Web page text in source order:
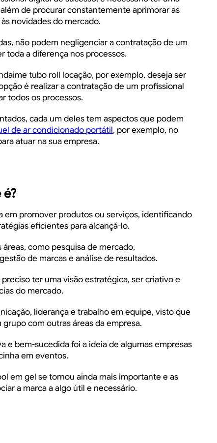
de procurar constantemente aprimorar as
novidades do mercado.
não podem negligenciar a contratação de um
toda a diferença nos processos.
tubo roll locação, por exemplo, deseja ser
é realizar a contratação de um profissional
todos os processos.
cada um deles tem aspectos que podem
de ar condicionado portátil, por exemplo, no
atuar na sua empresa.
em promover produtos ou serviços, identificando
eficientes para alcançá-lo.
como pesquisa de mercado,
de marcas e análise de resultados.
ter uma visão estratégica, ser criativo e
do mercado.
liderança e trabalho em equipe, visto que
com outras áreas da empresa.
e bem-sucedida foi a ideia de algumas empresas
em eventos.
em gel se tornou ainda mais importante e as
a marca a algo útil e necessário.